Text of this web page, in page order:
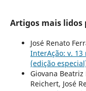
Artigos mais lidos
José Renato
InterAção: v. 13
(edição
Giovana
Reichert, José